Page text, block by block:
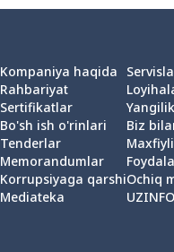
Kompaniya haqida
Rahbariyat
Sertifikatlar
Bo'sh ish o'rinlari
Tenderlar
Memorandumlar
Korrupsiyaga qarshi
Mediateka
Biz
Ochiq